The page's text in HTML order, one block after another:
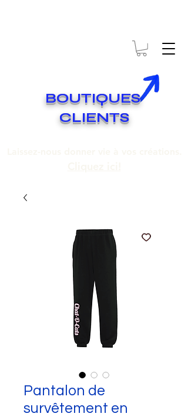
BOUTIQUES
CLIENTS
Pantalon de
survêtement en